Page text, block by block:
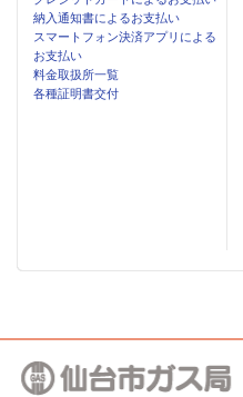
納入通知書によるお支払い
スマートフォン決済アプリによる
お支払い
料金取扱所一覧
各種証明書交付